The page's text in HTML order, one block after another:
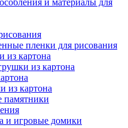
и материалы для
пленки для рисования
из картона
из картона
из картона
памятники
и игровые домики